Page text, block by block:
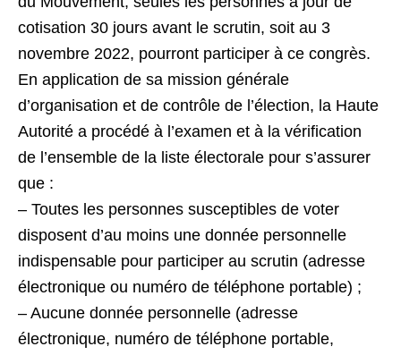
cotisation 30 jours avant le scrutin, soit au 3
novembre 2022, pourront participer à ce congrès.
En application de sa mission générale
d’organisation et de contrôle de l’élection, la Haute
Autorité a procédé à l’examen et à la vérification
de l’ensemble de la liste électorale pour s’assurer
que :
– Toutes les personnes susceptibles de voter
disposent d’au moins une donnée personnelle
indispensable pour participer au scrutin (adresse
électronique ou numéro de téléphone portable) ;
– Aucune donnée personnelle (adresse
électronique, numéro de téléphone portable,